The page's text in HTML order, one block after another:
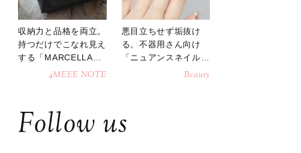
収納力と品格を両立。
持つだけでこなれ見え
する「MARCELLAト
ートバッグ」4MEEE NOTE
悪目立ちせず垢抜け
る。不器用さん向け
「ニュアンスネイル」
Beauty
Follow us